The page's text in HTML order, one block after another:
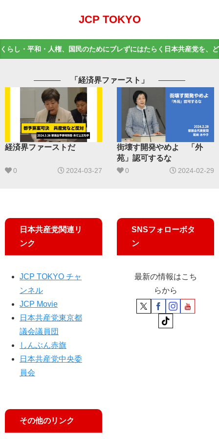
JCP TOKYO
くらし・平和・人権、国民のためにブレずにはたらく日本共産党を、
「経済界ファースト」
経済界ファーストだ
0 2024-03-27
街壊す開発やめよ 「外
苑」認可するな
0 2024-02-29
日本共産党関連リ
ンク
JCP TOKYO チャ
ンネル
JCP Movie
日本共産党東京都
議会議員団
しんぶん赤旗
日本共産党中央委
員会
その他のリンク
SNSフォローボタ
ン
最新の情報はこち
らから